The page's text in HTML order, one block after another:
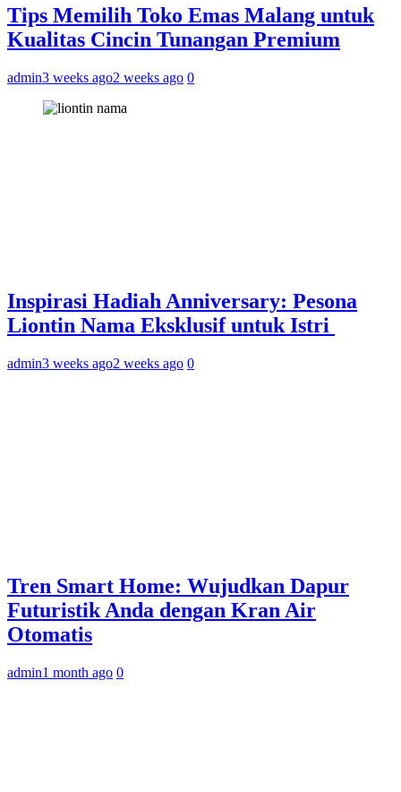
Tips Memilih Toko Emas Malang untuk
Kualitas Cincin Tunangan Premium
admin3 weeks ago2 weeks ago 0
Inspirasi Hadiah Anniversary: Pesona
Liontin Nama Eksklusif untuk Istri
admin3 weeks ago2 weeks ago 0
Tren Smart Home: Wujudkan Dapur
Futuristik Anda dengan Kran Air
Otomatis
admin1 month ago 0